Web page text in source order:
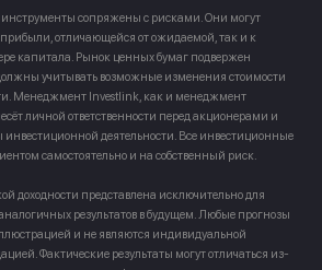
сопряжены с рисками. Они могут
отличающейся от ожидаемой, так и к
капитала. Рынок ценных бумаг подвержен
учитывать возможные изменения стоимости
Менеджмент Investlink, как и менеджмент
личной ответственности перед акционерами и
инвестиционной деятельности. Все инвестиционные
самостоятельно и на собственный риск.
доходности представлена исключительно для
результатов в будущем. Любые прогнозы
и не являются индивидуальной
Фактические результаты могут отличаться из-